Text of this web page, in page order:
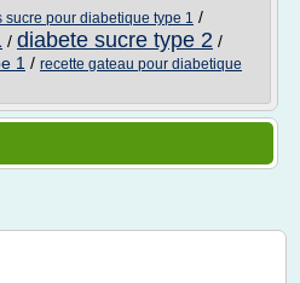
sucre pour diabetique type 1 /
/ diabete sucre type 2 /
1 / recette gateau pour diabetique